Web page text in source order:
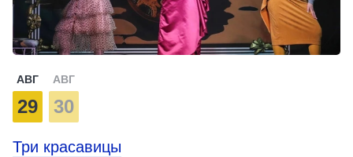
АВГ
29
АВГ
30
Три красавицы